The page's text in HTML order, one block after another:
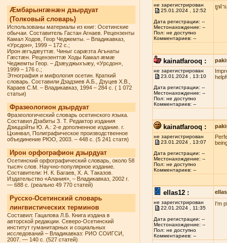
Æмбарынгæнæн дзырдуат
(Толковый словарь)
Использованы материалы из книг: Осетинские
обычаи. Составитель Гастан Агнаев. Рецензенты
Камал Ходов, Геор Чеджемты. – Владикавказ,
«Урсдон», 1999 – 172 с.;
Ирон æгъдæуттæ. Чиныг сарæзта Агънаты
Гæстæн. Рецензенттæ Ходы Камал æмæ
Чеджемты Геор. – Дзæуджыхъæу, «Урсдон»,
1999 – 176 с.;
Этнография и мифология осетин. Краткий
словарь. Составили Дзадзиев А.Б., Дзуцев Х.В.,
Караев С.М. – Владикавказ, 1994 – 284 с. ( 1 072
статьи)
Фразеологион дзырдуат
Фразеологический словарь осетинского языка.
Составил Дзабиты З. Т. Редактор издания
Дзиццойты Ю. А.: 2-е дополненное издание. г.
Цхинвал, Полиграфическое производственное
объединение РЮО, 2003. – 448 с. (5 241 статя)
Ирон орфографион дзырдуат
Осетинский орфографический словарь, около 58
тысяч слов. Научно-популярное издание.
Составители: Н. К. Багаев, Х. А. Таказов.
Издательство «Алания», – Владикавказ, 2002 г.
— 688 с. (реально 49 770 статей)
Русско-Осетинский словарь
лингвистических терминов
Составил: Гацалова Л.Б. Книга издана в
авторской редакции. Северо-Осетинский
институт гуманитарных и социальных
исследований – Владикавказ: РИО СОИГСИ,
2007. — 140 с. (527 статей)
не зарегистрирован
25.01.2024 , 12:52
Дата регистрации: --
Местонахождение: --
Пол: не доступно
Комментариев: --
ยูฟ่า
kainatfarooq :
не зарегистрирован
23.01.2024 , 13:10
Дата регистрации: --
Местонахождение: --
Пол: не доступно
Комментариев: --
kainatfarooq :
не зарегистрирован
23.01.2024 , 13:07
Дата регистрации: --
Местонахождение: --
Пол: не доступно
Комментариев: --
ellas12 :
не зарегистрирован
22.01.2024 , 11:35
Дата регистрации: --
Местонахождение: --
Пол: не доступно
Комментариев: --
I'm